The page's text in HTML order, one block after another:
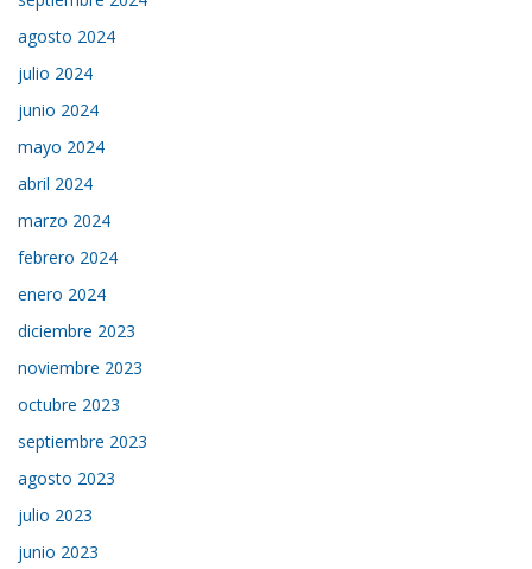
agosto 2024
julio 2024
junio 2024
mayo 2024
abril 2024
marzo 2024
febrero 2024
enero 2024
diciembre 2023
noviembre 2023
octubre 2023
septiembre 2023
agosto 2023
julio 2023
junio 2023